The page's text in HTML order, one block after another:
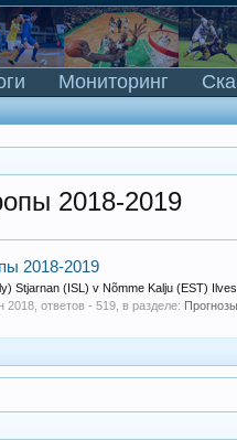
2018-2019
2018-2019
Stjarnan (ISL) v Nõmme Kalju (EST)
2018 , ответов - 519, в разделе:
Мониторинг